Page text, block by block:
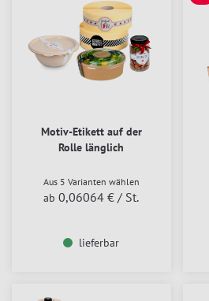
Motiv-Etikett auf der
Rolle länglich
Aus 5 Varianten wählen
ab 0,06064 € / St.
lieferbar